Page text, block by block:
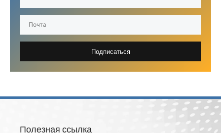
Подписаться
Полезная ссылка